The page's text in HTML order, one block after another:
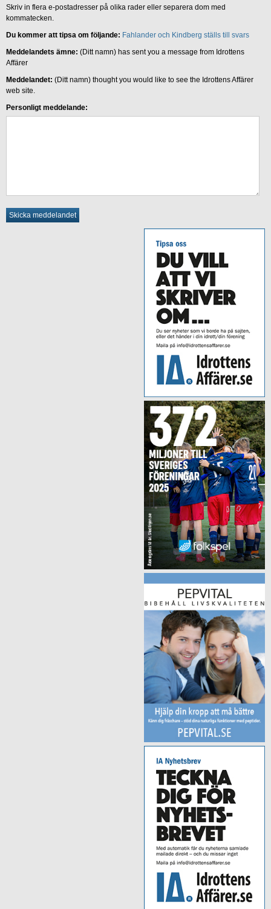
Skriv in flera e-postadresser på olika rader eller separera dom med
kommatecken.
Du kommer att tipsa om följande: Fahlander och Kindberg ställs till svars
Meddelandets ämne: (Ditt namn) has sent you a message from Idrottens
Affärer
Meddelandet: (Ditt namn) thought you would like to see the Idrottens Affärer
web site.
Personligt meddelande: